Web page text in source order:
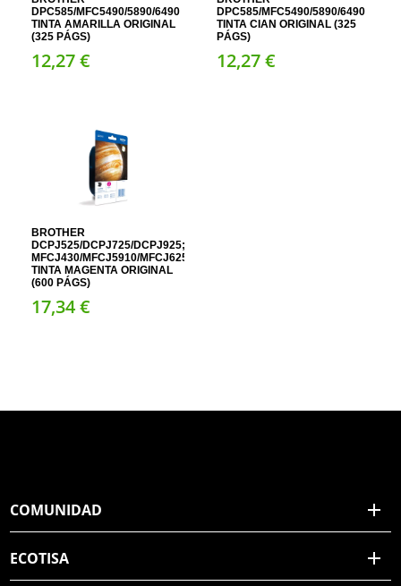
DPC585/MFC5490/5890/6490
TINTA AMARILLA ORIGINAL
(325 PÁGS)
12,27 €
DPC585/MFC5490/5890/6490
TINTA CIAN ORIGINAL (325
PÁGS)
12,27€
BROTHER
DCPJ525/DCPJ725/DCPJ925;
MFCJ430/MFCJ5910/MFCJ625/MFCJ6510/MFCJ6710/MFCJ6910/
TINTA MAGENTA ORIGINAL
(600 PÁGS)
17,34 €
COMUNIDAD
ECOTISA